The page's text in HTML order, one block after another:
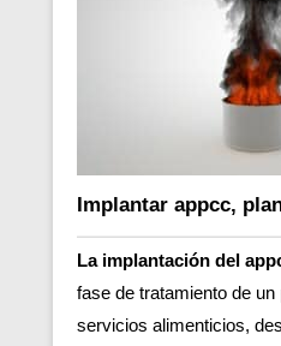
Implantar appcc,
La implantación del
fase de tratamiento de
servicios alimenticios,